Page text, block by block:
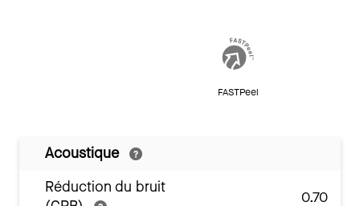
FASTPeel
Acoustique
Réduction du bruit
0.70